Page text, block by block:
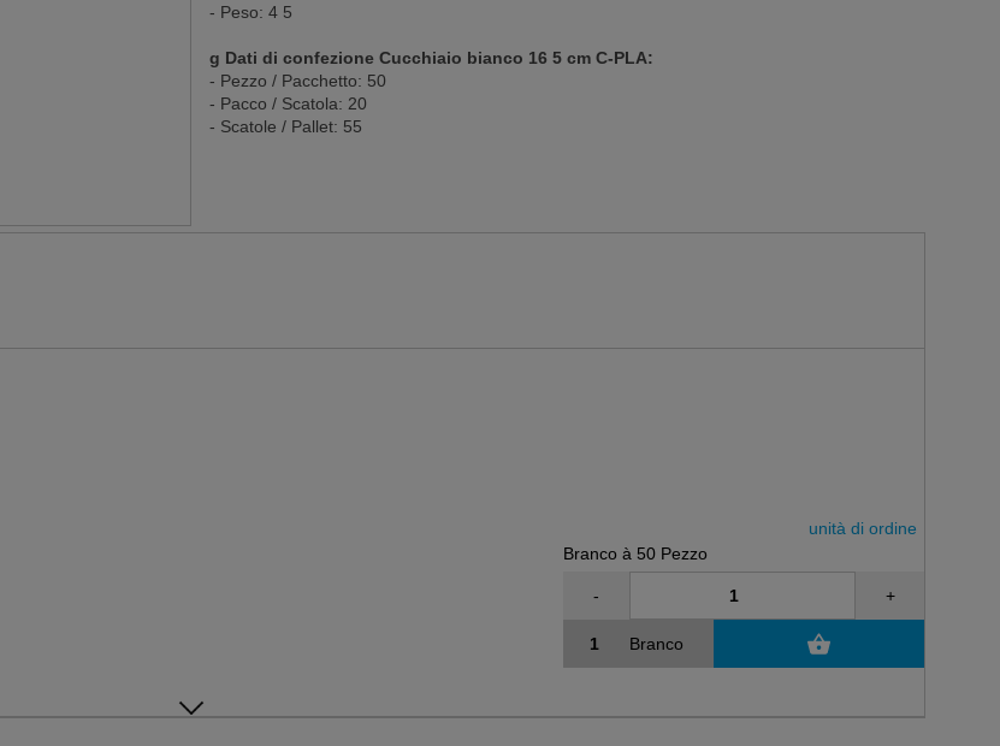
- Peso: 4 5
g Dati di confezione Cucchiaio bianco 16 5 cm C-PLA:
- Pezzo / Pacchetto: 50
- Pacco / Scatola: 20
- Scatole / Pallet: 55
unità di ordine
Branco à 50 Pezzo
- +
Branco